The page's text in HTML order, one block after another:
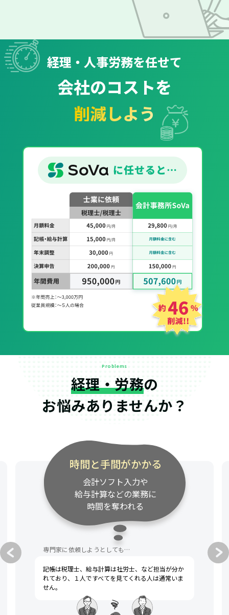
経理・人事労務を任せて
会社のコストを
削減しよう
Problems
経理・労務の
お悩みありませんか？
時間と手間がかかる
会計ソフト入力や
給与計算などの業務に
時間を奪われる
専門家に依頼しようとしても…
記帳は税理士、給与計算は社労士、など担当が分か
れており、１人ですべてを見てくれる人は通常いま
せん。